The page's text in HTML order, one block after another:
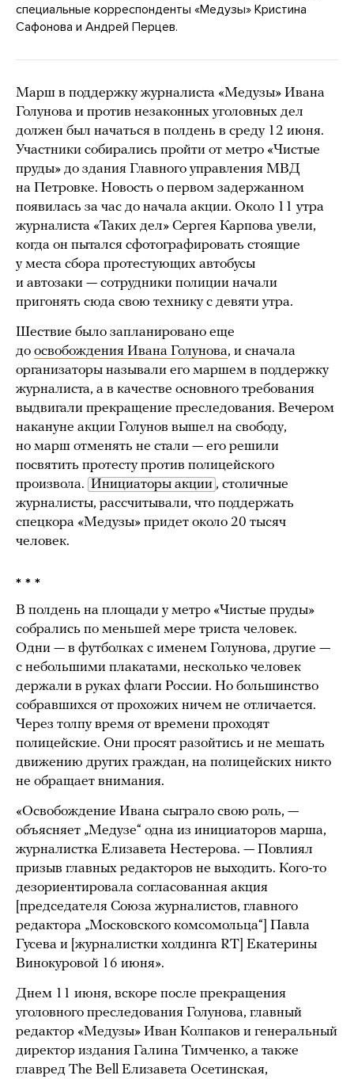
специальные корреспонденты «Медузы» Кристина
Сафонова и Андрей Перцев.
Марш в поддержку журналиста «Медузы» Ивана
Голунова и против незаконных уголовных дел
должен был начаться в полдень в среду 12 июня.
Участники собирались пройти от метро «Чистые
пруды» до здания Главного управления МВД
на Петровке. Новость о первом задержанном
появилась за час до начала акции. Около 11 утра
журналиста «Таких дел» Сергея Карпова увели,
когда он пытался сфотографировать стоящие
у места сбора протестующих автобусы
и автозаки — сотрудники полиции начали
пригонять сюда свою технику с девяти утра.
Шествие было запланировано еще
до освобождения Ивана Голунова, и сначала
организаторы называли его маршем в поддержку
журналиста, а в качестве основного требования
выдвигали прекращение преследования. Вечером
накануне акции Голунов вышел на свободу,
но марш отменять не стали — его решили
посвятить протесту против полицейского
произвола. Инициаторы акции , столичные
журналисты, рассчитывали, что поддержать
спецкора «Медузы» придет около 20 тысяч
человек.
* * *
В полдень на площади у метро «Чистые пруды»
собрались по меньшей мере триста человек.
Одни — в футболках с именем Голунова, другие —
с небольшими плакатами, несколько человек
держали в руках флаги России. Но большинство
собравшихся от прохожих ничем не отличается.
Через толпу время от времени проходят
полицейские. Они просят разойтись и не мешать
движению других граждан, на полицейских никто
не обращает внимания.
«Освобождение Ивана сыграло свою роль, —
объясняет „Медузе“ одна из инициаторов марша,
журналистка Елизавета Нестерова. — Повлиял
призыв главных редакторов не выходить. Кого-то
дезориентировала согласованная акция
[председателя Союза журналистов, главного
редактора „Московского комсомольца“] Павла
Гусева и [журналистки холдинга RT] Екатерины
Винокуровой 16 июня».
Днем 11 июня, вскоре после прекращения
уголовного преследования Голунова, главный
редактор «Медузы» Иван Колпаков и генеральный
директор издания Галина Тимченко, а также
главред The Bell Елизавета Осетинская,